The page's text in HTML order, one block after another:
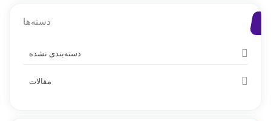
دسته‌ها
دسته‌بندی نشده
مقالات